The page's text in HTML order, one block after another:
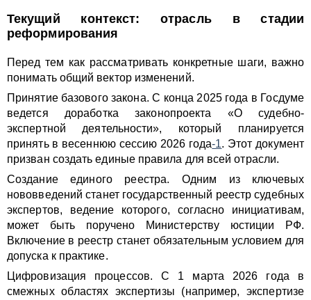
Текущий контекст: отрасль в стадии
реформирования
Перед тем как рассматривать конкретные шаги, важно
понимать общий вектор изменений.
Принятие базового закона. С конца 2025 года в Госдуме
ведется доработка законопроекта «О судебно-
экспертной деятельности», который планируется
принять в весеннюю сессию 2026 года-1. Этот документ
призван создать единые правила для всей отрасли.
Создание единого реестра. Одним из ключевых
нововведений станет государственный реестр судебных
экспертов, ведение которого, согласно инициативам,
может быть поручено Министерству юстиции РФ.
Включение в реестр станет обязательным условием для
допуска к практике.
Цифровизация процессов. С 1 марта 2026 года в
смежных областях экспертизы (например, экспертизе